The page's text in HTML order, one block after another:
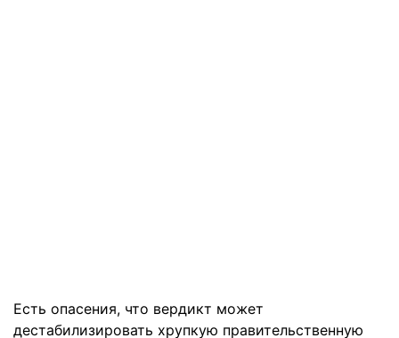
Есть опасения, что вердикт может
дестабилизировать хрупкую правительственную